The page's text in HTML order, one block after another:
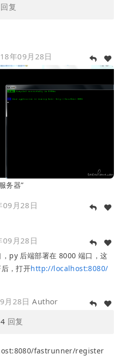
回复
年09月28日
务器”
09月28日
09月28日
py 后端部署在 8000 端口，这
，打开http://localhost:8080/
月28日 Author
回复
fastrunner/register